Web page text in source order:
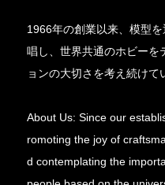
1966年の創業以来、模型
唱し、世界共通のホビーを
ョンの大切さを考え続けて
About Us: Since our
romoting the joy of
d contemplating the